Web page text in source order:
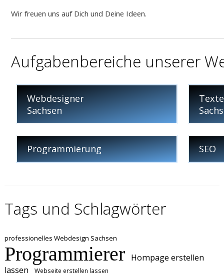
Wir freuen uns auf Dich und Deine Ideen.
Aufgabenbereiche unserer
Webdesigner
Sachsen
Programmierung SEO
Tags und Schlagwörter
professionelles Webdesign Sachsen
Programmierer Hompage erstellen
lassen
Webseite erstellen lassen